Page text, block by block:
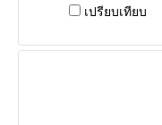
เปรียบเทียบ